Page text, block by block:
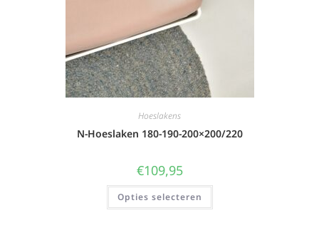
Hoeslakens
N-Hoeslaken 180-190-200×200/220
€109,95
Opties selecteren